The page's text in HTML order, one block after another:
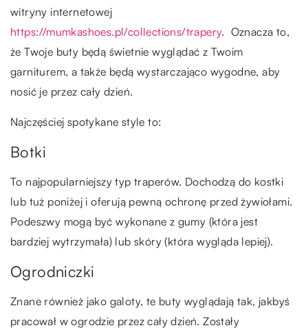
witryny internetowej
https://mumkashoes.pl/collections/trapery. Oznacza to,
że Twoje buty będą świetnie wyglądać z Twoim
garniturem, a także będą wystarczająco wygodne, aby
nosić je przez cały dzień.
Najczęściej spotykane style to:
Botki
To najpopularniejszy typ traperów. Dochodzą do kostki
lub tuż poniżej i oferują pewną ochronę przed żywiołami.
Podeszwy mogą być wykonane z gumy (która jest
bardziej wytrzymała) lub skóry (która wygląda lepiej).
Ogrodniczki
Znane również jako galoty, te buty wyglądają tak, jakbyś
pracował w ogrodzie przez cały dzień. Zostały